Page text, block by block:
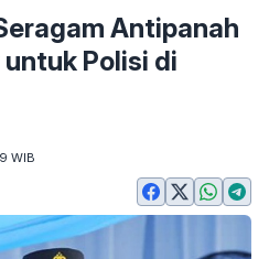
Antipanah
Polisi di
WIB